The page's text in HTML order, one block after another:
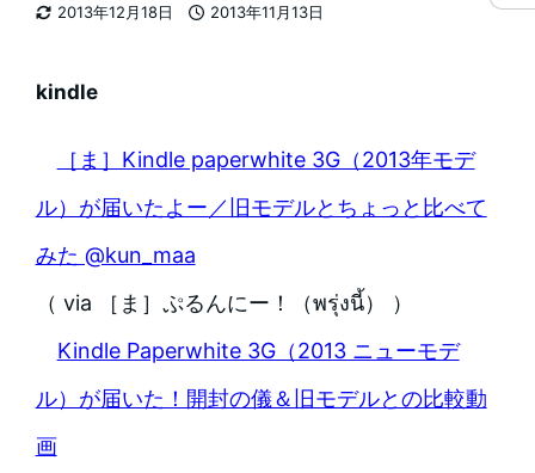
2013年12月18日
2013年11月13日
者
kindle
［ま］Kindle paperwhite 3G（2013年モデ
ル）が届いたよー／旧モデルとちょっと比べて
みた @kun_maa
（ via ［ま］ぷるんにー！（พรุ่งนี้） ）
Kindle Paperwhite 3G（2013 ニューモデ
ル）が届いた！開封の儀＆旧モデルとの比較動
画